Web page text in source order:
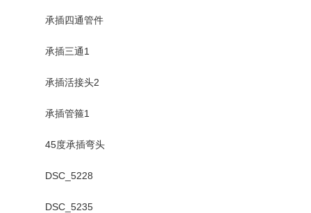
承插四通管件
承插三通1
承插活接头2
承插管箍1
45度承插弯头
DSC_5228
DSC_5235